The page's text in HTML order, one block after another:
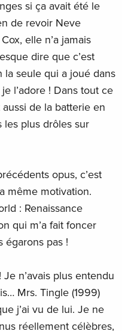
si ça avait été le
de revoir Neve
elle n’a jamais
dire que c’est
la seule qui a joué dans
l’adore ! Dans tout ce
aussi de la batterie en
les plus drôles sur
opus, c’est
même motivation.
: Renaissance
qui m’a fait foncer
égarons pas !
n’avais plus entendu
Mrs. Tingle (1999)
j’ai vu de lui. Je ne
réellement célèbres,